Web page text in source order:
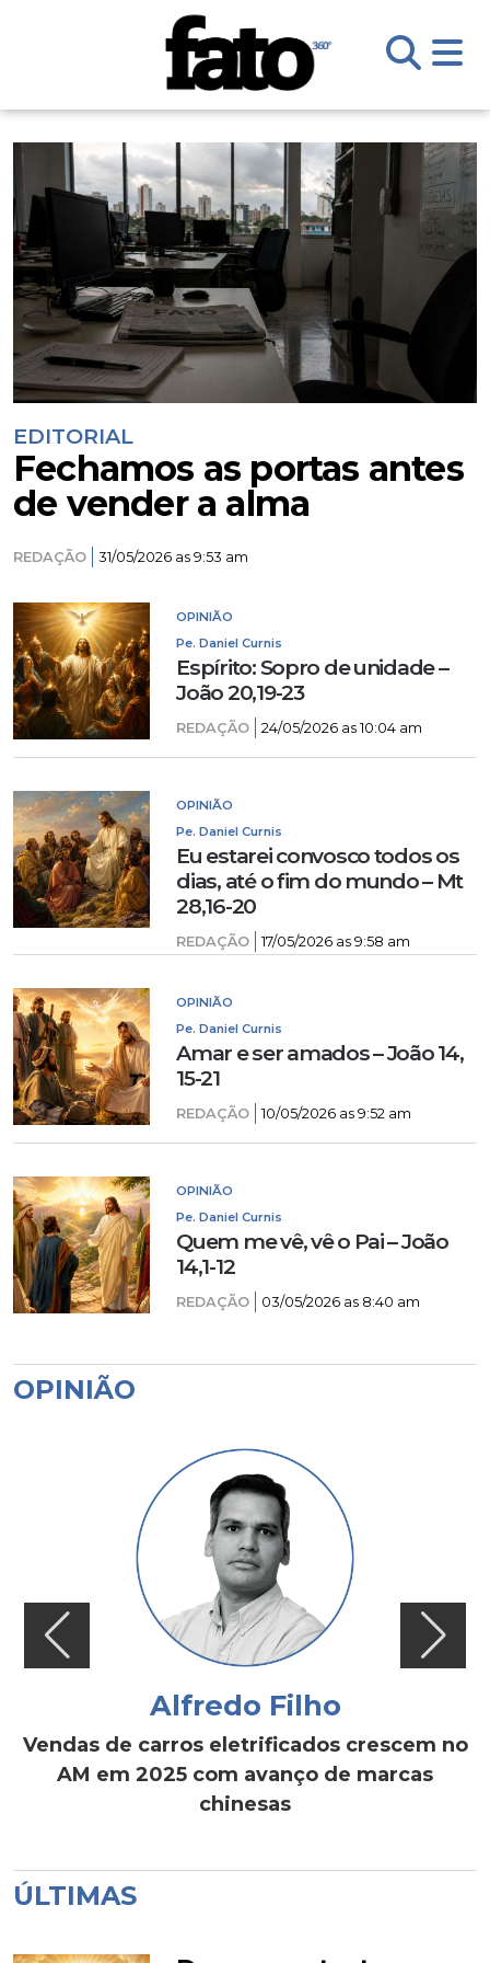
EDITORIAL
Fechamos as portas antes
de vender a alma
REDAÇÃO 31/05/2026 as 9:53 am
OPINIÃO
Pe. Daniel Curnis
Espírito: Sopro de unidade –
João 20,19-23
REDAÇÃO 24/05/2026 as 10:04 am
OPINIÃO
Pe. Daniel Curnis
Eu estarei convosco todos os
dias, até o fim do mundo – Mt
28,16-20
REDAÇÃO 17/05/2026 as 9:58 am
OPINIÃO
Pe. Daniel Curnis
Amar e ser amados – João 14,
15-21
REDAÇÃO 10/05/2026 as 9:52 am
OPINIÃO
Pe. Daniel Curnis
Quem me vê, vê o Pai – João
14,1-12
REDAÇÃO 03/05/2026 as 8:40 am
OPINIÃO
Alfredo Filho
Vendas de carros eletrificados crescem no
AM em 2025 com avanço de marcas
chinesas
ÚLTIMAS